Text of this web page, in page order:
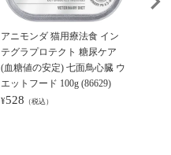
アニモンダ 猫用療法食 イン
テグラプロテクト 糖尿ケア
(血糖値の安定) 七面鳥心臓 ウ
エットフード 100g (86629)
¥528 （税込）